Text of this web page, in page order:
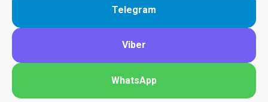
Telegram
Viber
WhatsApp